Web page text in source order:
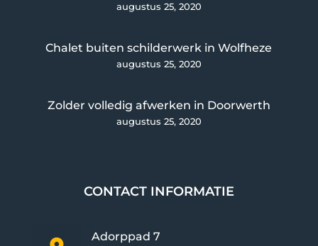
augustus 25, 2020
Chalet buiten schilderwerk in Wolfheze
augustus 25, 2020
Zolder volledig afwerken in Doorwerth
augustus 25, 2020
CONTACT INFORMATIE
Adorppad 7